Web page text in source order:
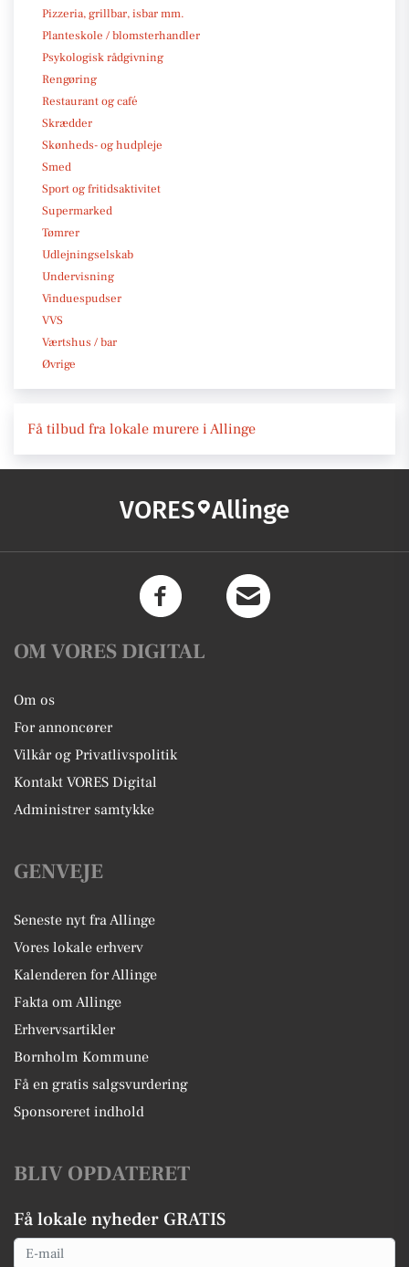
Pizzeria, grillbar, isbar mm.
Planteskole / blomsterhandler
Psykologisk rådgivning
Rengøring
Restaurant og café
Skrædder
Skønheds- og hudpleje
Smed
Sport og fritidsaktivitet
Supermarked
Tømrer
Udlejningselskab
Undervisning
Vinduespudser
VVS
Værtshus / bar
Øvrige
Få tilbud fra lokale murere i Allinge
VORES Allinge
OM VORES DIGITAL
Om os
For annoncører
Vilkår og Privatlivspolitik
Kontakt VORES Digital
Administrer samtykke
GENVEJE
Seneste nyt fra Allinge
Vores lokale erhverv
Kalenderen for Allinge
Fakta om Allinge
Erhvervsartikler
Bornholm Kommune
Få en gratis salgsvurdering
Sponsoreret indhold
BLIV OPDATERET
Få lokale nyheder GRATIS
Email